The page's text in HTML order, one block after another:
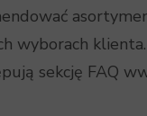
wyborach
sekcję FAQ